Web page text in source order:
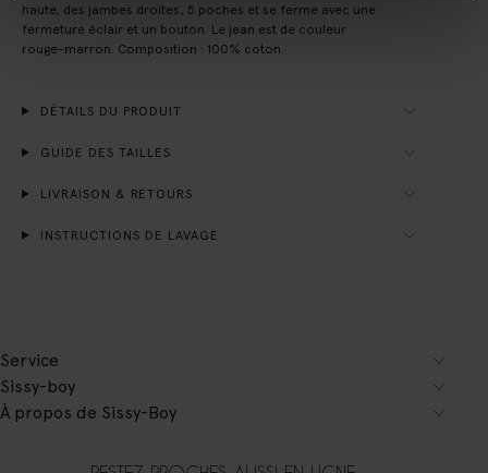
haute, des jambes droites, 5 poches et se ferme avec une
fermeture éclair et un bouton. Le jean est de couleur
rouge-marron. Composition : 100% coton.
DÉTAILS DU PRODUIT
GUIDE DES TAILLES
LIVRAISON & RETOURS
INSTRUCTIONS DE LAVAGE
Service
Sissy-boy
À propos de Sissy-Boy